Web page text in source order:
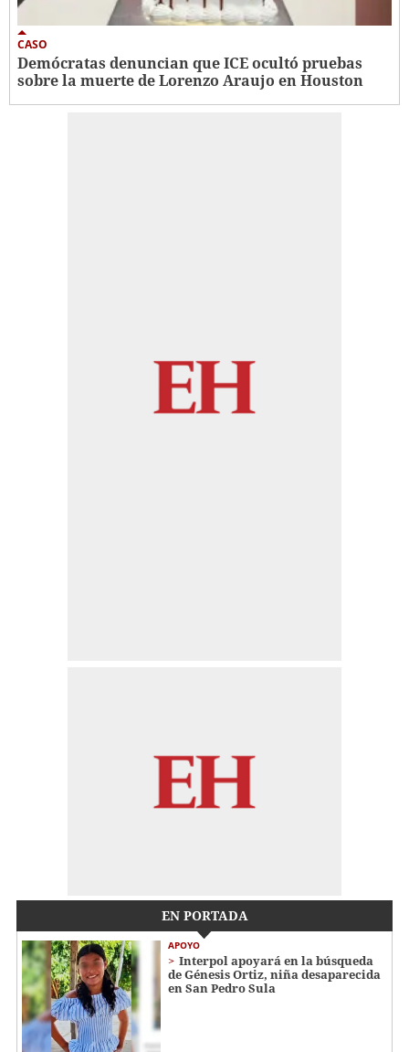
CASO
Demócratas denuncian que ICE ocultó pruebas
sobre la muerte de Lorenzo Araujo en Houston
EN PORTADA
APOYO
Interpol apoyará en la búsqueda
de Génesis Ortiz, niña desaparecida
en San Pedro Sula